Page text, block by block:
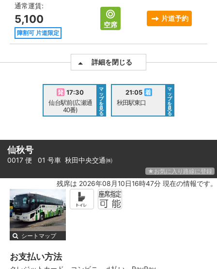
通常運賃:
5,100
障割可 片道限定
空席
片道予約
詳細を閉じる
17:30
仙台駅前(広瀬通
40番)
マ
ッ
プ
を
見
る
21:05
秋田駅東口
マ
ッ
プ
を
見
る
仙秋号
0017 便 01 号車 秋田中央交通㈱
★お気に入り路線に登録
残席は 2026年08月10日16時47分 現在の情報です。
シートマップ
お支払い方法